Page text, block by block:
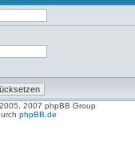
2007 phpBB Group
phpBB.de